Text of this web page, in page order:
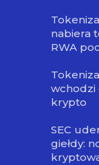
nabiera
RWA
wchodzi
krypto
SEC
giełdy: